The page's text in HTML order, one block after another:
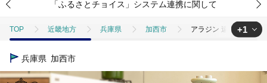
「ふるさとチョイス」システム連携に関して
TOP 近畿地方 兵庫県 加西市 アラジン 遠赤 グラフ
TOP
+1
兵庫県 加西市